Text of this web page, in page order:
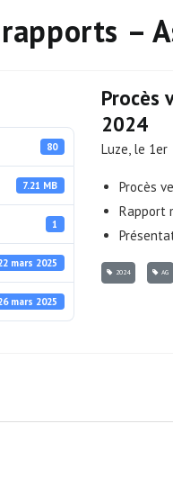
–
80
7.21 MB
1
mars 2025
mars 2025
Procès
2024
Luze, le
Procès
Rapport
2024 AG